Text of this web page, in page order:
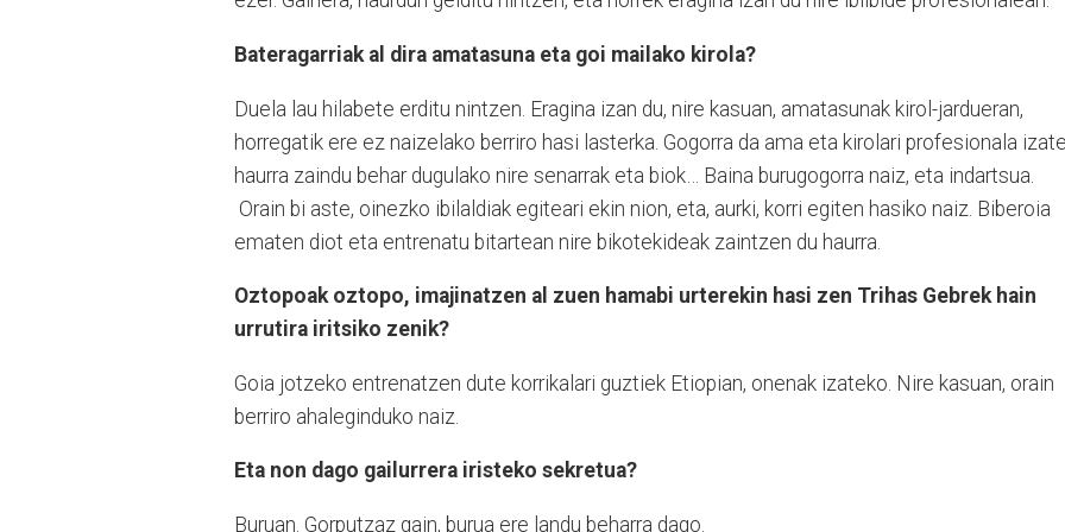
Bateragarriak al dira amatasuna eta goi mailako kirola?
Duela lau hilabete erditu nintzen. Eragina izan du, nire kasuan, amatasunak kirol-jardueran,
horregatik ere ez naizelako berriro hasi lasterka. Gogorra da ama eta kirolari profesionala
haurra zaindu behar dugulako nire senarrak eta biok… Baina burugogorra naiz, eta indartsua.
Orain bi aste, oinezko ibilaldiak egiteari ekin nion, eta, aurki, korri egiten hasiko naiz. Biberoia
ematen diot eta entrenatu bitartean nire bikotekideak zaintzen du haurra.
Oztopoak oztopo, imajinatzen al zuen hamabi urterekin hasi zen Trihas Gebrek hain
urrutira iritsiko zenik?
Goia jotzeko entrenatzen dute korrikalari guztiek Etiopian, onenak izateko. Nire kasuan, orain
berriro ahaleginduko naiz.
Eta non dago gailurrera iristeko sekretua?
Buruan. Gorputzaz gain, burua ere landu beharra dago.